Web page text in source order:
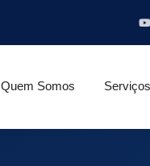
Quem Somos Serviços